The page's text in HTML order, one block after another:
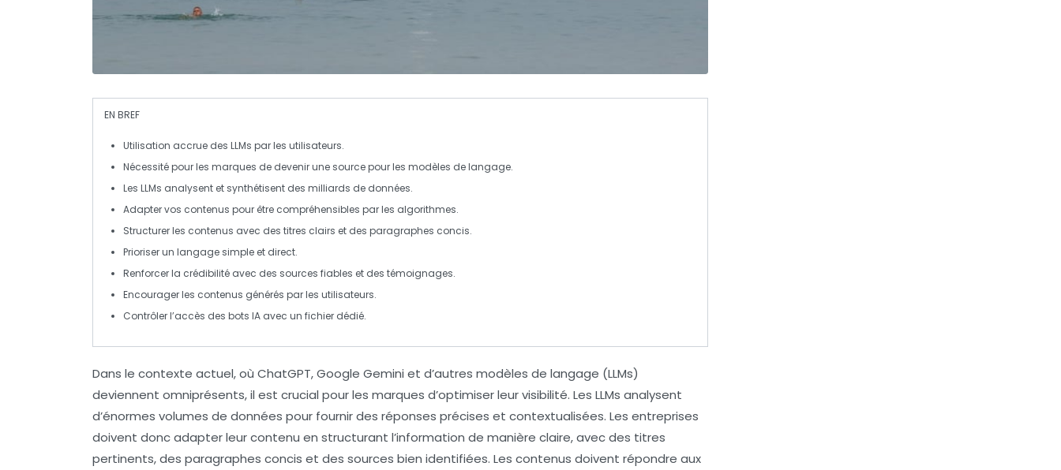
EN BREF
Utilisation accrue des LLMs par les utilisateurs.
Nécessité pour les marques de devenir une sourcepour les modèles de langage.
Les LLMs analysent et synthétisent des milliards de données.
Adapter vos contenus pour être compréhensibles par les algorithmes.
Structurer les contenus avec des titres clairs et des paragraphes concis.
Prioriser un langage simple et direct.
Renforcer la crédibilité avec des sources fiables et des témoignages.
Encourager les contenus générés par les utilisateurs.
Contrôler l’accès des bots IA avec un fichier dédié.
Dans le contexte actuel, où ChatGPT,Google Gemini et d’autres modèles de langage (LLMs)
deviennent omniprésents, il est crucial pour les marques d’optimiser leur visibilité. Les LLMs analysent
d’énormes volumes de données pour fournir des réponses précises et contextualisées. Les entreprises
doivent donc adapter leurcontenu en structurant l’information de manière claire, avec des titres
pertinents, des paragraphes concis et des sources bien identifiées. Les contenus doivent répondre aux